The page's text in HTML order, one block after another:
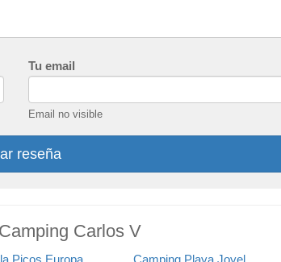
Tu email
Email no visible
reseña
Carlos V
Picos Europa Camping Playa Joyel